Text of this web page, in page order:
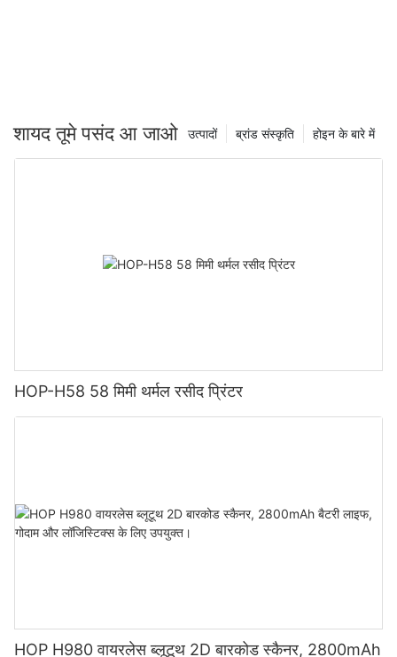
शायद तूमे पसंद आ जाओ होइन के बारे में
ब्रांड संस्कृति
उत्पादों
HOP-H58 58 मिमी थर्मल रसीद प्रिंटर
HOP H980 वायरलेस ब्लूटूथ 2D बारकोड स्कैनर, 2800mAh